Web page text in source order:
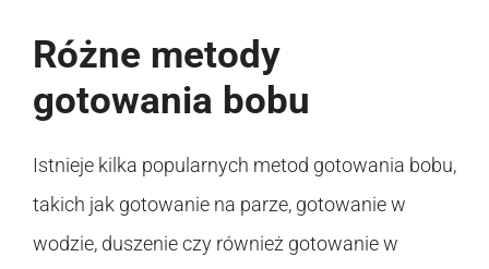
Różne metody
gotowania bobu
Istnieje kilka popularnych metod gotowania bobu,
takich jak gotowanie na parze, gotowanie w
wodzie, duszenie czy również gotowanie w